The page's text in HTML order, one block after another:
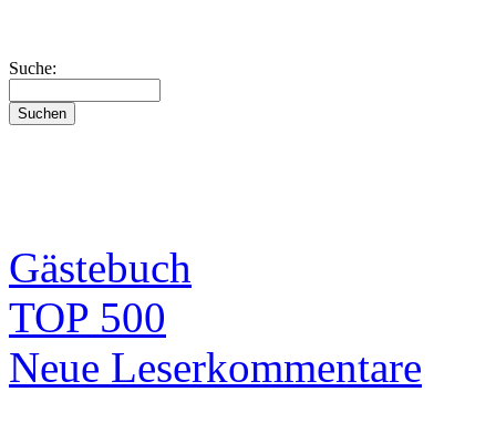
Suche:
Gästebuch
TOP 500
Neue Leserkommentare